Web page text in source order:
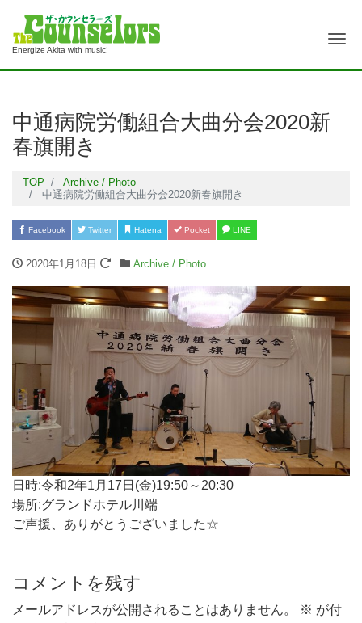
Energize Akita with music!
中通病院労働組合大曲分会2020新
春旗開き
TOP
Archive / Photo
中通病院労働組合大曲分会2020新春旗開き
Facebook Twitter Hatena Pocket LINE
2020年1月18日 Archive / Photo
日時:令和2年1月17日(金)19:50～20:30
場所:グランドホテル川端
ご声援、ありがとうございました☆
コメントを残す
メールアドレスが公開されることはありません。 ※ が付